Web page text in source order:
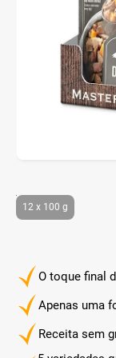
O toque final
Apenas uma
Receita sem
12 x 100 g